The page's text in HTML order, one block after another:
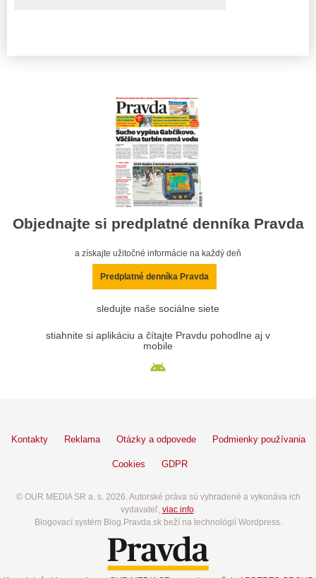
Objednajte si predplatné denníka Pravda
a získajte užitočné informácie na každý deň
Predplatné denníka Pravda
sledujte naše sociálne siete
stiahnite si aplikáciu a čítajte Pravdu pohodlne aj v
mobile
Kontakty Reklama Otázky a odpovede Podmienky používania
Cookies GDPR
© OUR MEDIA SR a. s. 2026. Autorské práva sú vyhradené a vykonáva ich
vydavateľ, viac info.
Blogovací systém Blog.Pravda.sk beží na technológií Wordpress.